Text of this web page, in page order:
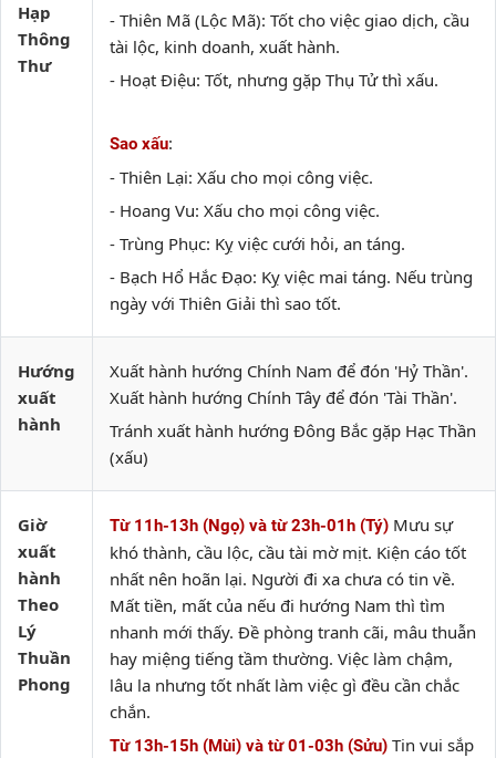
Hạp
Thông
Thư
- Thiên Mã (Lộc Mã): Tốt cho việc giao dịch, cầu
tài lộc, kinh doanh, xuất hành.
- Hoạt Điệu: Tốt, nhưng gặp Thụ Tử thì xấu.
Sao xấu:
- Thiên Lại: Xấu cho mọi công việc.
- Hoang Vu: Xấu cho mọi công việc.
- Trùng Phục: Kỵ việc cưới hỏi, an táng.
- Bạch Hổ Hắc Đạo: Kỵ việc mai táng. Nếu trùng
ngày với Thiên Giải thì sao tốt.
Hướng
xuất
hành
Xuất hành hướng Chính Nam để đón 'Hỷ Thần'.
Xuất hành hướng Chính Tây để đón 'Tài Thần'.
Tránh xuất hành hướng Đông Bắc gặp Hạc Thần
(xấu)
Giờ
xuất
hành
Theo
Lý
Thuần
Phong
Từ 11h-13h (Ngọ) và từ 23h-01h (Tý) Mưu sự
khó thành, cầu lộc, cầu tài mờ mịt. Kiện cáo tốt
nhất nên hoãn lại. Người đi xa chưa có tin về.
Mất tiền, mất của nếu đi hướng Nam thì tìm
nhanh mới thấy. Đề phòng tranh cãi, mâu thuẫn
hay miệng tiếng tầm thường. Việc làm chậm,
lâu la nhưng tốt nhất làm việc gì đều cần chắc
chắn.
Từ 13h-15h (Mùi) và từ 01-03h (Sửu) Tin vui sắp